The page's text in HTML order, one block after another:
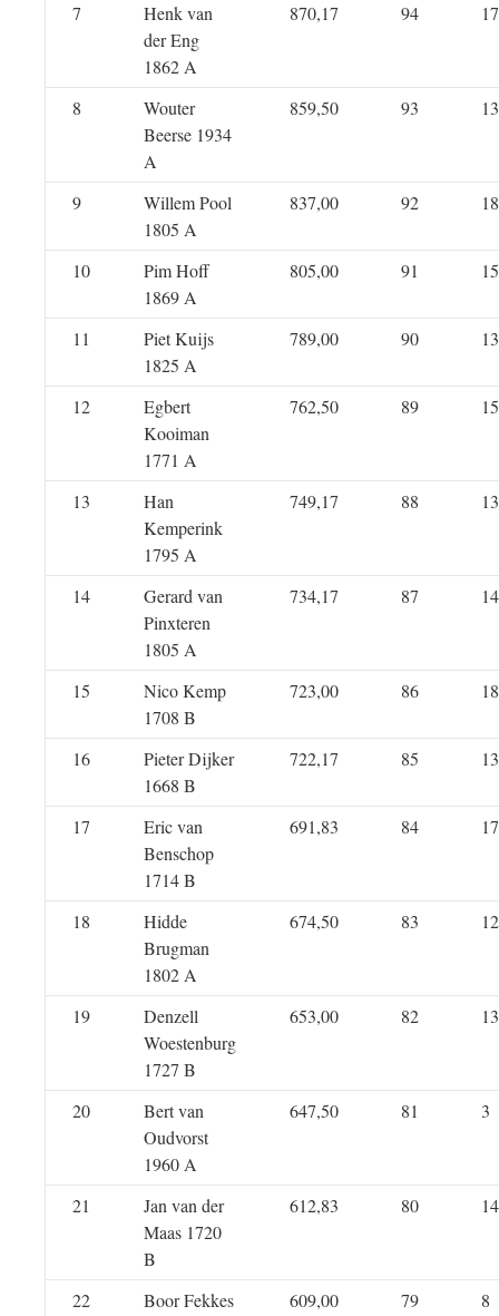
7
Henk van
der Eng
1862 A
870,17 94 17
8
Wouter
Beerse 1934
A
859,50 93 13
9
Willem Pool
1805 A
837,00 92 18
10
Pim Hoff
1869 A
805,00 91 15
11
Piet Kuijs
1825 A
789,00 90 13
12
Egbert
Kooiman
1771 A
762,50 89 15
13
Han
Kemperink
1795 A
749,17 88 13
14
Gerard van
Pinxteren
1805 A
734,17 87 14
15
Nico Kemp
1708 B
723,00 86 18
16
Pieter Dijker
1668 B
722,17 85 13
17
Eric van
Benschop
1714 B
691,83 84 17
18
Hidde
Brugman
1802 A
674,50 83 12
19
Denzell
Woestenburg
1727 B
653,00 82 13
20
Bert van
Oudvorst
1960 A
647,50 81 3
21
Jan van der
Maas 1720
B
612,83 80 14
22
Boor Fekkes
609,00 79 8